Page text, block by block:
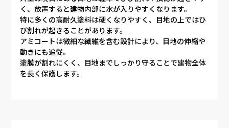
く、放置すると建物内部に水が入りやすくなります。
特に多くの高耐久塗料は硬くなりやすく、目地の上ではひ
び割れが起きることがあります。
アミコートは微細な繊維を含む設計により、目地の伸縮や
動きにも追従。
塗膜が割れにくく、目地までしっかり守ることで建物全体
を長く保護します。